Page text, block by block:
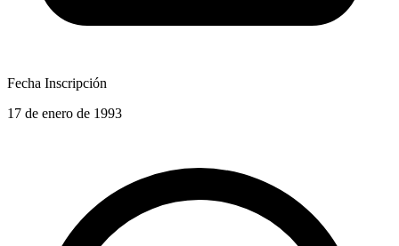
Fecha Inscripción
17 de enero de 1993